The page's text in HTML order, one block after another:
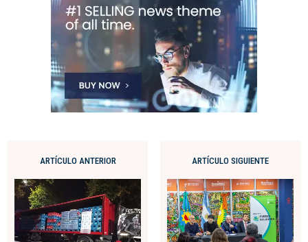
ARTÍCULO ANTERIOR ARTÍCULO SIGUIENTE